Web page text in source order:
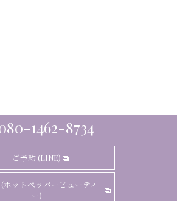
1462-8734
ご予約 (LINE)
ホットペッパービューティ
ー)